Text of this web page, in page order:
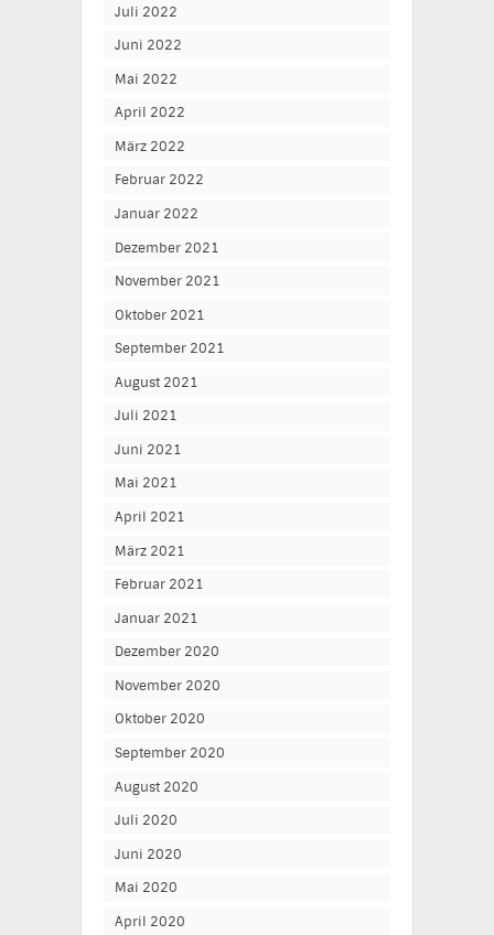
Juli 2022
Juni 2022
Mai 2022
April 2022
März 2022
Februar 2022
Januar 2022
Dezember 2021
November 2021
Oktober 2021
September 2021
August 2021
Juli 2021
Juni 2021
Mai 2021
April 2021
März 2021
Februar 2021
Januar 2021
Dezember 2020
November 2020
Oktober 2020
September 2020
August 2020
Juli 2020
Juni 2020
Mai 2020
April 2020